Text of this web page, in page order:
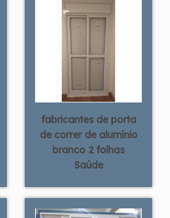
fabricantes de porta
de correr de alumínio
branco 2 folhas
Saúde